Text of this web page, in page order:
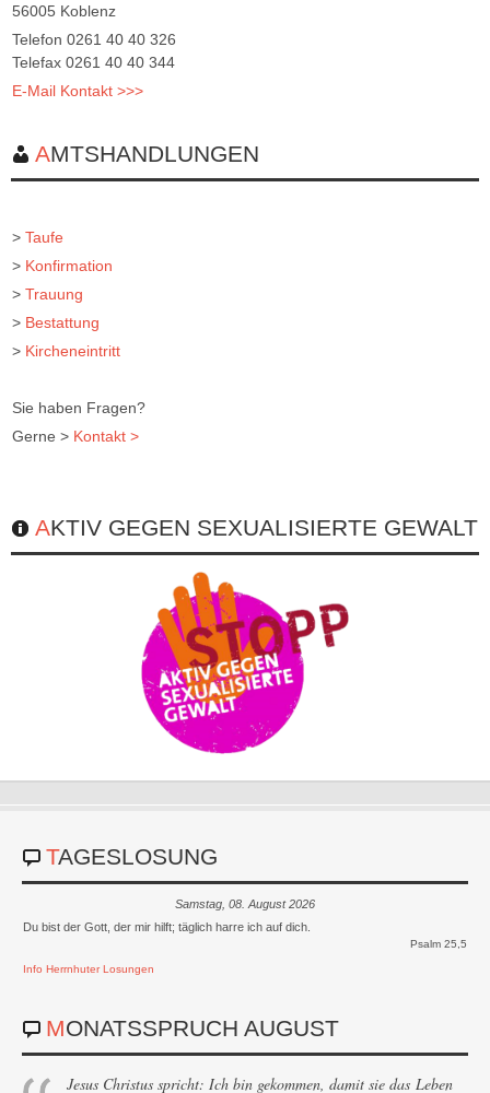
56005 Koblenz
Telefon 0261 40 40 326
Telefax 0261 40 40 344
E-Mail Kontakt >>>
AMTSHANDLUNGEN
> Taufe
> Konfirmation
> Trauung
> Bestattung
> Kircheneintritt
Sie haben Fragen?
Gerne > Kontakt >
AKTIV GEGEN SEXUALISIERTE GEWALT
TAGESLOSUNG
Samstag, 08. August 2026
Du bist der Gott, der mir hilft; täglich harre ich auf dich.
Psalm 25,5
Info Herrnhuter Losungen
MONATSSPRUCH AUGUST
Jesus Christus spricht: Ich bin gekommen, damit sie das Leben